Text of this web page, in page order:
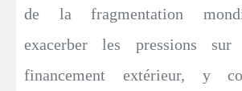
de la fragmentation
exacerber les pressions
financement extérieur, y